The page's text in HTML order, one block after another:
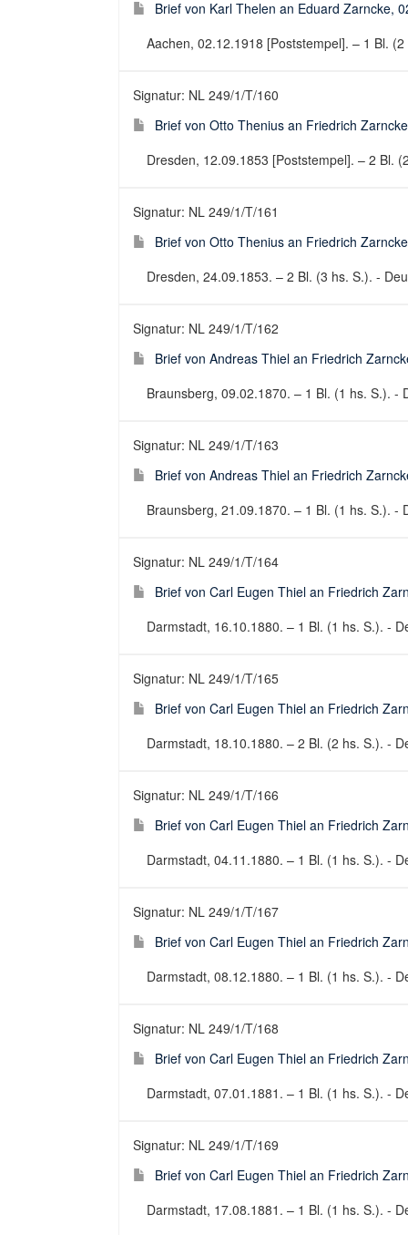
Brief von Karl Thelen an Eduard Zarncke,
Aachen, 02.12.1918 [Poststempel]. – 1 Bl.
Signatur: NL 249/1/T/160
Brief von Otto Thenius an Friedrich
Dresden, 12.09.1853 [Poststempel]. – 2 Bl.
Signatur: NL 249/1/T/161
Brief von Otto Thenius an Friedrich
Dresden, 24.09.1853. – 2 Bl. (3 hs. S.). -
Signatur: NL 249/1/T/162
Brief von Andreas Thiel an Friedrich
Braunsberg, 09.02.1870. – 1 Bl. (1 hs. S.). -
Signatur: NL 249/1/T/163
Brief von Andreas Thiel an Friedrich
Braunsberg, 21.09.1870. – 1 Bl. (1 hs. S.). -
Signatur: NL 249/1/T/164
Brief von Carl Eugen Thiel an Friedrich
Darmstadt, 16.10.1880. – 1 Bl. (1 hs. S.). -
Signatur: NL 249/1/T/165
Brief von Carl Eugen Thiel an Friedrich
Darmstadt, 18.10.1880. – 2 Bl. (2 hs. S.). -
Signatur: NL 249/1/T/166
Brief von Carl Eugen Thiel an Friedrich
Darmstadt, 04.11.1880. – 1 Bl. (1 hs. S.). -
Signatur: NL 249/1/T/167
Brief von Carl Eugen Thiel an Friedrich
Darmstadt, 08.12.1880. – 1 Bl. (1 hs. S.). -
Signatur: NL 249/1/T/168
Brief von Carl Eugen Thiel an Friedrich
Darmstadt, 07.01.1881. – 1 Bl. (1 hs. S.). -
Signatur: NL 249/1/T/169
Brief von Carl Eugen Thiel an Friedrich
Darmstadt, 17.08.1881. – 1 Bl. (1 hs. S.). -